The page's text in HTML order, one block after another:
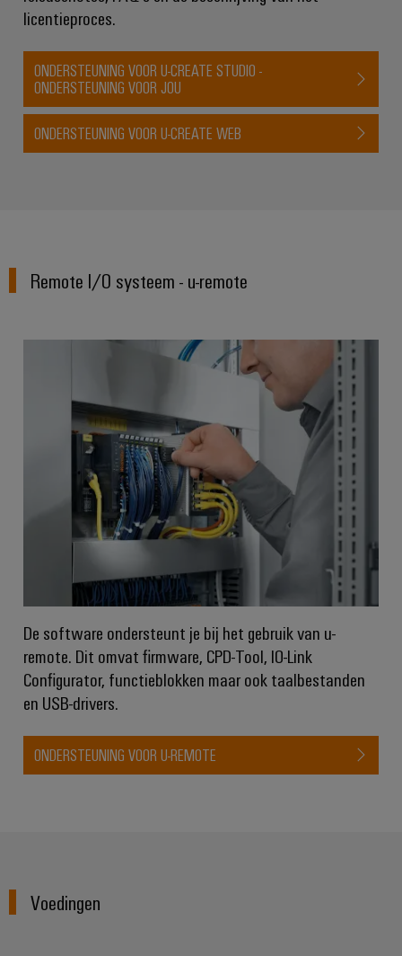
Windenergie
excellentie
in
windenergie
Waterstof
Waterstof
Service
Gemodificeerde
en
geassembleerde
behuizingen
Op-
eindrails
Nieuwe producten
verbindingstechniek
voor je industrie.
Onze Industrial
Connectivity
innovaties.
licentieproces.
ONDERSTEUNING VOOR U-CREATE STUDIO -
ONDERSTEUNING VOOR JOU
ONDERSTEUNING VOOR U-CREATE WEB
Remote I/O systeem - u-remote
De software ondersteunt je bij het gebruik van u-
remote. Dit omvat firmware, CPD-Tool, IO-Link
Configurator, functieblokken maar ook taalbestanden
en USB-drivers.
ONDERSTEUNING VOOR U-REMOTE
Voedingen